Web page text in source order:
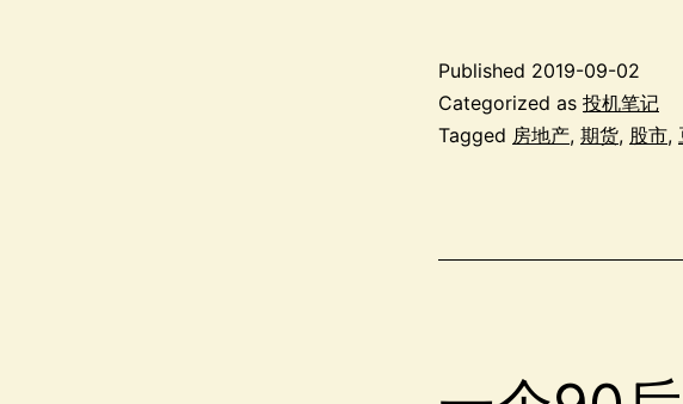
Published 2019-09-02
Categorized as 投机笔记
Tagged 房地产, 期货, 股市,